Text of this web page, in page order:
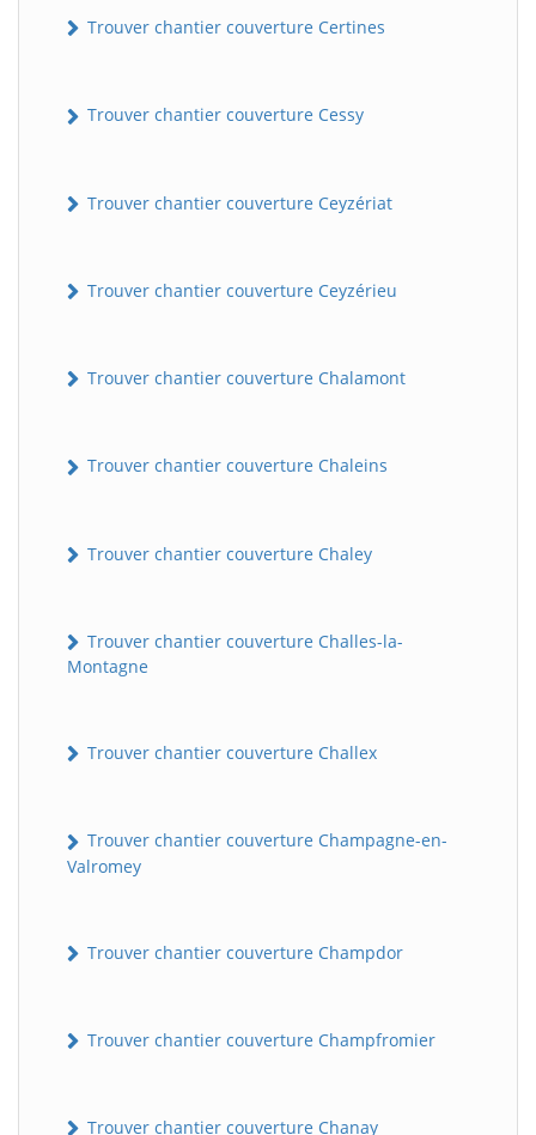
Trouver chantier couverture Certines
Trouver chantier couverture Cessy
Trouver chantier couverture Ceyzériat
Trouver chantier couverture Ceyzérieu
Trouver chantier couverture Chalamont
Trouver chantier couverture Chaleins
Trouver chantier couverture Chaley
Trouver chantier couverture Challes-la-
Montagne
Trouver chantier couverture Challex
Trouver chantier couverture Champagne-en-
Valromey
Trouver chantier couverture Champdor
Trouver chantier couverture Champfromier
Trouver chantier couverture Chanay